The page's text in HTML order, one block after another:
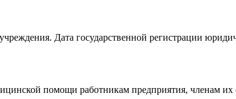
Дата государственной регистрации
помощи работникам предприятия, членам их